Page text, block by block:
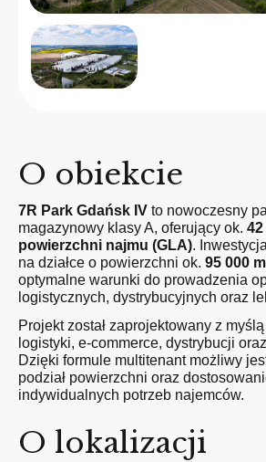
O obiekcie
7R Park Gdańsk IV to nowoczesny
magazynowy klasy A, oferujący ok. 42
powierzchni najmu (GLA).
na działce o powierzchni ok. 95 000
optymalne warunki do prowadzenia
logistycznych, dystrybucyjnych oraz
Projekt został zaprojektowany z
logistyki, e-commerce, dystrybucji
Dzięki formule multitenant możliwy
podział powierzchni oraz
indywidualnych potrzeb najemców.
O lokalizacji